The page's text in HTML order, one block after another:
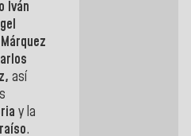
Iván
así
y la
.